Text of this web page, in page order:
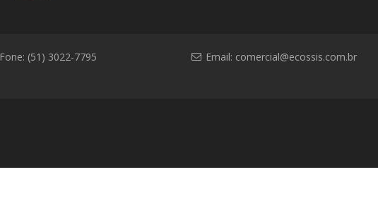
Fone: (51) 3022-7795 Email: comercial@ecossis.com.br